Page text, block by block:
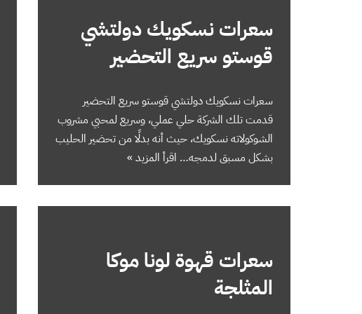
سعرات نسكويك دولتشي
قوستو سريع التحضير
سعرات نسكويك دولتشي قوستو سريع التحضير
قدمت تلك الشركة حلي عملي، وسريع لمحبي مشروب
الشوكولاته نسكويك، حيث أنه بدلًا من تحضير الحليب
بشكل مسبق لدمجه… اقرأ المزيد »
سعرات قهوة لونا موكا
المثلجة